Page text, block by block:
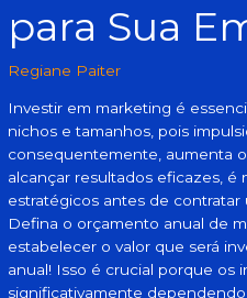
para Sua
Regiane Paiter
Investir em marketing é
nichos e tamanhos, pois
consequentemente, aumenta
alcançar resultados eficazes, é
estratégicos antes de contratar
Defina o orçamento anual de
estabelecer o valor que será
anual! Isso é crucial porque os
significativamente